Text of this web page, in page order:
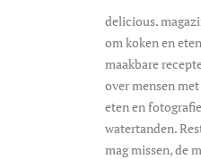
delicious.
om koken en
maakbare
over mensen
eten en
watertanden.
mag missen, de